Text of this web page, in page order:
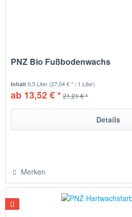
PNZ Bio Fußbodenwachs
Inhalt0.5 Liter (27,04 € * / 1 Liter)
ab 13,52 € * 21,21 € *
Details
Merken